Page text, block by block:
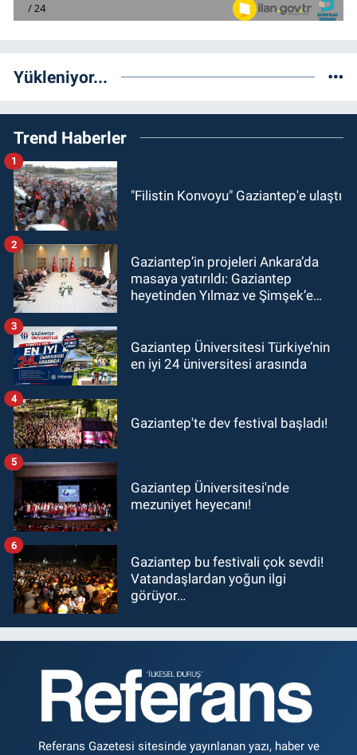
Yükleniyor...
Trend Haberler
"Filistin Konvoyu" Gaziantep'e ulaştı
1
Gaziantep’in projeleri Ankara’da
masaya yatırıldı: Gaziantep
heyetinden Yılmaz ve Şimşek’e
2
Gaziantep Üniversitesi Türkiye’nin
en iyi 24 üniversitesi arasında
3
Gaziantep'te dev festival başladı!
4
Gaziantep Üniversitesi'nde
mezuniyet heyecanı!
5
Gaziantep bu festivali çok sevdi!
Vatandaşlardan yoğun ilgi
görüyor…
6
Referans Gazetesi sitesinde yayınlanan yazı, haber ve